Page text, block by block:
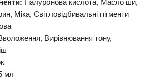
Гіалуронова кислота, Масло ши,
Міка, Світловідбивальні пігменти
Вирівнювання тону,
мл